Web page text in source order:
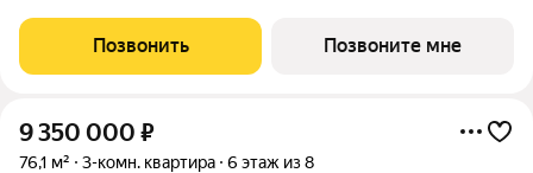
года. ОКТАРИН - масштабный жилой квартал площадью 7
гектаров, расположенный
Позвонить Позвоните мне
9 350 000 ₽
76,1 м² 3-комн. квартира 6 этаж из 8